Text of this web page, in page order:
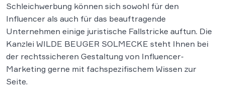
Schleichwerbung können sich sowohl für den
Influencer als auch für das beauftragende
Unternehmen einige juristische Fallstricke auftun. Die
Kanzlei WILDE BEUGER SOLMECKE steht Ihnen bei
der rechtssicheren Gestaltung von Influencer-
Marketing gerne mit fachspezifischem Wissen zur
Seite.